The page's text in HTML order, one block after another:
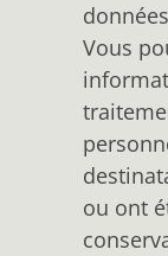
Vous
ou ont